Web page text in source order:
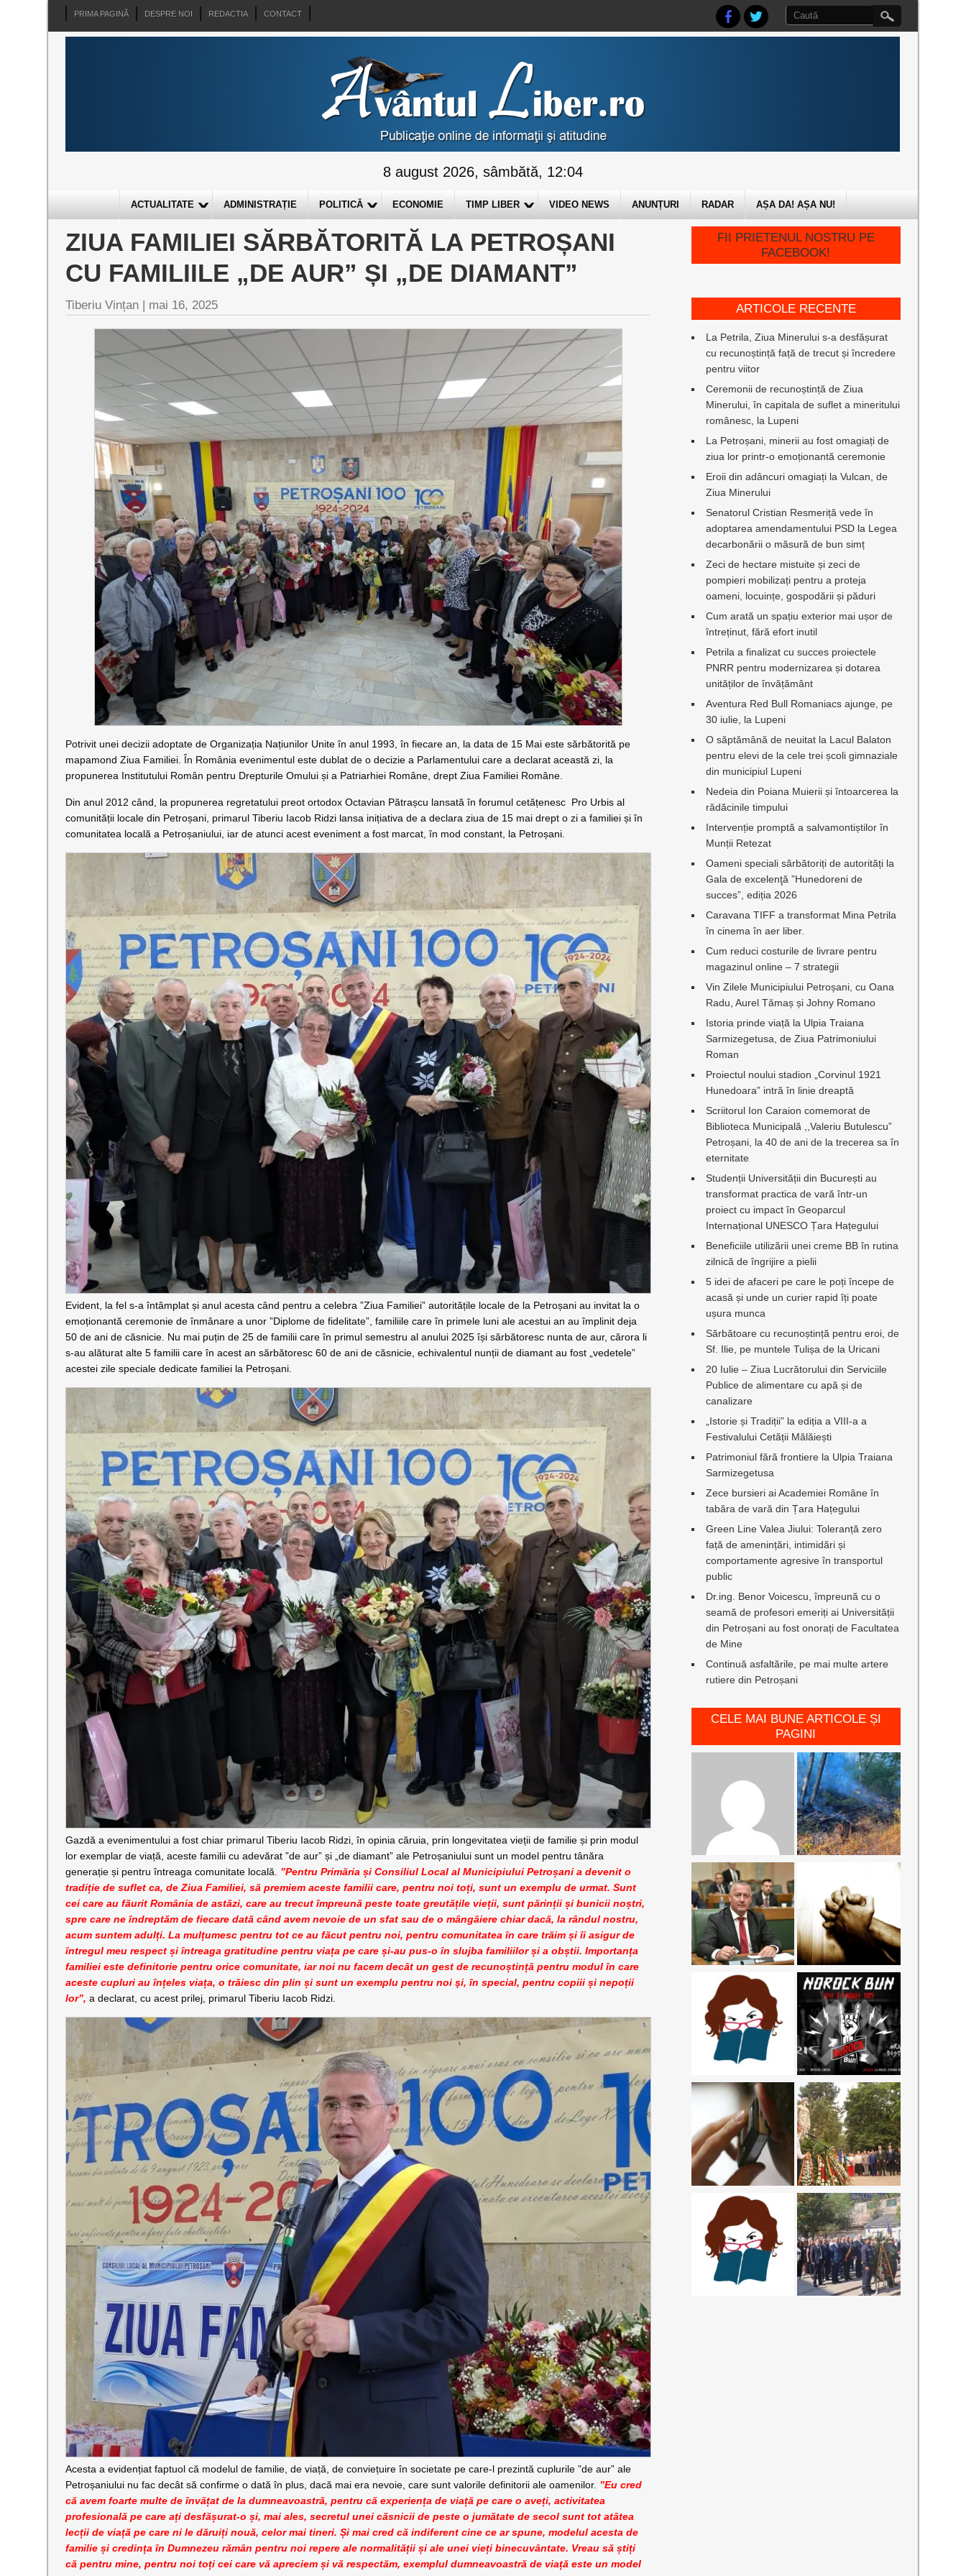
PRIMA PAGINĂ DESPRE NOI REDACTIA CONTACT
8 august 2026, sâmbătă, 12:04
ACTUALITATE ADMINISTRAȚIE POLITICĂ ECONOMIE TIMP LIBER VIDEO NEWS ANUNȚURI RADAR AȘA DA! AȘA NU!
ZIUA FAMILIEI SĂRBĂTORITĂ LA PETROȘANI
CU FAMILIILE „DE AUR” ȘI „DE DIAMANT”
Tiberiu Vințan | mai 16, 2025
Potrivit unei decizii adoptate de Organizația Națiunilor Unite în anul 1993, în fiecare an, la data de 15 Mai este sărbătorită pe
mapamond Ziua Familiei. În România evenimentul este dublat de o decizie a Parlamentului care a declarat această zi, la
propunerea Institutului Român pentru Drepturile Omului și a Patriarhiei Române, drept Ziua Familiei Române.
Din anul 2012 când, la propunerea regretatului preot ortodox Octavian Pătrașcu lansată în forumul cetățenesc Pro Urbis al
comunității locale din Petroșani, primarul Tiberiu Iacob Ridzi lansa inițiativa de a declara ziua de 15 mai drept o zi a familiei și în
comunitatea locală a Petroșaniului, iar de atunci acest eveniment a fost marcat, în mod constant, la Petroșani.
Evident, la fel s-a întâmplat și anul acesta când pentru a celebra ”Ziua Familiei” autoritățile locale de la Petroșani au invitat la o
emoționantă ceremonie de înmânare a unor ”Diplome de fidelitate”, familiile care în primele luni ale acestui an au împlinit deja
50 de ani de căsnicie. Nu mai puțin de 25 de familii care în primul semestru al anului 2025 își sărbătoresc nunta de aur, cărora li
s-au alăturat alte 5 familii care în acest an sărbătoresc 60 de ani de căsnicie, echivalentul nunții de diamant au fost „vedetele”
acestei zile speciale dedicate familiei la Petroșani.
Gazdă a evenimentului a fost chiar primarul Tiberiu Iacob Ridzi, în opinia căruia, prin longevitatea vieții de familie și prin modul
lor exemplar de viață, aceste familii cu adevărat ”de aur” și „de diamant” ale Petroșaniului sunt un model pentru tânăra
generație și pentru întreaga comunitate locală.
”Pentru Primăria și Consiliul Local al Municipiului Petroșani a devenit o
tradiție de suflet ca, de Ziua Familiei, să premiem aceste familii care, pentru noi toți, sunt un exemplu de urmat. Sunt
cei care au făurit România de astăzi, care au trecut împreună peste toate greutățile vieții, sunt părinții și bunicii noștri,
spre care ne îndreptăm de fiecare dată când avem nevoie de un sfat sau de o mângâiere chiar dacă, la rândul nostru,
acum suntem adulți. La mulțumesc pentru tot ce au făcut pentru noi, pentru comunitatea în care trăim și îi asigur de
întregul meu respect și întreaga gratitudine pentru viața pe care și-au pus-o în slujba familiilor și a obștii.Importanța
familiei este definitorie pentru orice comunitate, iar noi nu facem decât un gest de recunoștință pentru modul în care
aceste cupluri au înțeles viața, o trăiesc din plin și sunt un exemplu pentru noi şi, în special, pentru copiii și nepoții
lor”, a declarat, cu acest prilej, primarul Tiberiu Iacob Ridzi.
Acesta a evidențiat faptuol că modelul de familie, de viață, de conviețuire în societate pe care-l prezintă cuplurile ”de aur” ale
Petroșaniului nu fac decât să confirme o dată în plus, dacă mai era nevoie, care sunt valorile definitorii ale oamenilor. ”Eu cred
că avem foarte multe de învățat de la dumneavoastră, pentru că experiența de viață pe care o aveți, activitatea
profesională pe care ați desfășurat-o și, mai ales, secretul unei căsnicii de peste o jumătate de secol sunt tot atâtea
lecții de viață pe care ni le dăruiți nouă, celor mai tineri. Și mai cred că indiferent cine ce ar spune, modelul acesta de
familie și credința în Dumnezeu rămân pentru noi repere ale normalității și ale unei vieți binecuvântate. Vreau să știți
că pentru mine, pentru noi toți cei care vă apreciem și vă respectăm, exemplul dumneavoastră de viață este un model
FII PRIETENUL NOSTRU PE
FACEBOOK!
ARTICOLE RECENTE
La Petrila, Ziua Minerului s-a desfășurat
cu recunoștință față de trecut și încredere
pentru viitor
Ceremonii de recunoștință de Ziua
Minerului, în capitala de suflet a mineritului
românesc, la Lupeni
La Petroșani, minerii au fost omagiați de
ziua lor printr-o emoționantă ceremonie
Eroii din adâncuri omagiați la Vulcan, de
Ziua Minerului
Senatorul Cristian Resmeriță vede în
adoptarea amendamentului PSD la Legea
decarbonării o măsură de bun simț
Zeci de hectare mistuite și zeci de
pompieri mobilizați pentru a proteja
oameni, locuințe, gospodării și păduri
Cum arată un spațiu exterior mai ușor de
întreținut, fără efort inutil
Petrila a finalizat cu succes proiectele
PNRR pentru modernizarea și dotarea
unităților de învățământ
Aventura Red Bull Romaniacs ajunge, pe
30 iulie, la Lupeni
O săptămână de neuitat la Lacul Balaton
pentru elevi de la cele trei școli gimnaziale
din municipiul Lupeni
Nedeia din Poiana Muierii și întoarcerea la
rădăcinile timpului
Intervenție promptă a salvamontiștilor în
Munții Retezat
Oameni speciali sărbătoriți de autorități la
Gala de excelenţă ”Hunedoreni de
succes”, ediția 2026
Caravana TIFF a transformat Mina Petrila
în cinema în aer liber.
Cum reduci costurile de livrare pentru
magazinul online – 7 strategii
Vin Zilele Municipiului Petroșani, cu Oana
Radu, Aurel Tămaș și Johny Romano
Istoria prinde viață la Ulpia Traiana
Sarmizegetusa, de Ziua Patrimoniului
Roman
Proiectul noului stadion „Corvinul 1921
Hunedoara” intră în linie dreaptă
Scriitorul Ion Caraion comemorat de
Biblioteca Municipală ,,Valeriu Butulescu”
Petroșani, la 40 de ani de la trecerea sa în
eternitate
Studenții Universității din București au
transformat practica de vară într-un
proiect cu impact în Geoparcul
Internațional UNESCO Țara Hațegului
Beneficiile utilizării unei creme BB în rutina
zilnică de îngrijire a pielii
5 idei de afaceri pe care le poți începe de
acasă și unde un curier rapid îți poate
ușura munca
Sărbătoare cu recunoștință pentru eroi, de
Sf. Ilie, pe muntele Tulișa de la Uricani
20 Iulie – Ziua Lucrătorului din Serviciile
Publice de alimentare cu apă și de
canalizare
„Istorie și Tradiții” la ediția a VIII-a a
Festivalului Cetății Mălăiești
Patrimoniul fără frontiere la Ulpia Traiana
Sarmizegetusa
Zece bursieri ai Academiei Române în
tabăra de vară din Țara Hațegului
Green Line Valea Jiului: Toleranță zero
față de amenințări, intimidări și
comportamente agresive în transportul
public
Dr.ing. Benor Voicescu, împreună cu o
seamă de profesori emeriți ai Universității
din Petroșani au fost onorați de Facultatea
de Mine
Continuă asfaltările, pe mai multe artere
rutiere din Petroșani
CELE MAI BUNE ARTICOLE ȘI
PAGINI